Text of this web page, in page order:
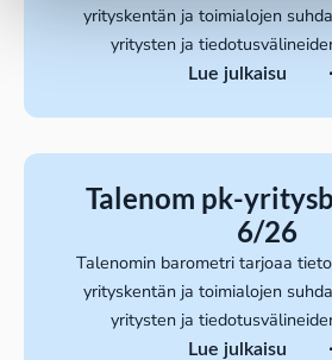
yrityskentän ja toimialojen
yritysten ja
Lue julkaisu
Talenom pk-
6/26
Talenomin barometri tarjoaa
yrityskentän ja toimialojen
yritysten ja
Lue julkaisu